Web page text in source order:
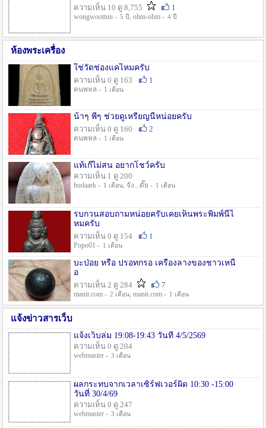
ความเห็น 10 ดู 8,755
1
wongwoottun - 5 ปี , ohm-ohm - 4 ปี
ห้องพระเครื่อง
ใช่วัดช่องแคไหมครับ
ความเห็น 0 ดู 163
1
คนพหล - 1 เดือน
น้าๆ พี่ๆ ช่วยดูเหรียญนี้หน่อยครับ
ความเห็น 0 ดู 160
2
คนพหล - 1 เดือน
แท้เก๊ไม่สน อยากโชว์ครับ
ความเห็น 1 ดู 200
hudaark - 1 เดือน, จัง...ดั๊ย - 1 เดือน
รบกวนสอบถามหน่อยครับเคยเห็นพระพิมพ์นี้ไ
หมครับ
ความเห็น 0 ดู 154
1
Popo01 - 1 เดือน
บะป่อย หรือ ปรอทกรอ เครื่องลางของชาวเหนื
อ
ความเห็น 2 ดู 284
7
manit.com - 2 เดือน, manit.com - 1 เดือน
แจ้งข่าวสารเว็บ
แจ้งเว็บล่ม 19:08-19:43 วันที่ 4/5/2569
ความเห็น 0 ดู 204
webmaster - 3 เดือน
ผลกระทบจากเวลาเซิร์ฟเวอร์ผิด 10:30 -15:00
วันที่ 30/4/69
ความเห็น 0 ดู 247
webmaster - 3 เดือน